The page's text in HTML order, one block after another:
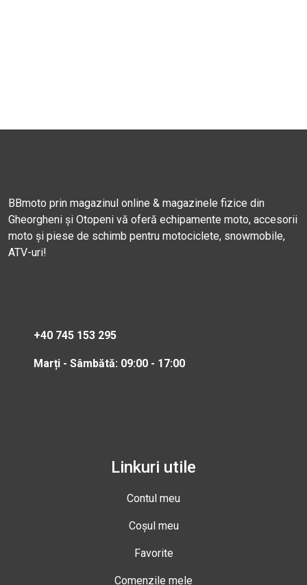
BBmoto prin magazinul online & magazinele fizice din
Gheorgheni și Otopeni vă oferă echipamente moto, accesorii
moto și piese de schimb pentru motociclete, snowmobile,
ATV-uri!
+40 745 153 295
Marți - Sâmbătă: 09:00 - 17:00
Linkuri utile
Contul meu
Coșul meu
Favorite
Comenzile mele